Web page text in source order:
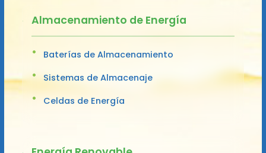
Almacenamiento de Energía
Baterías de Almacenamiento
Sistemas de Almacenaje
Celdas de Energía